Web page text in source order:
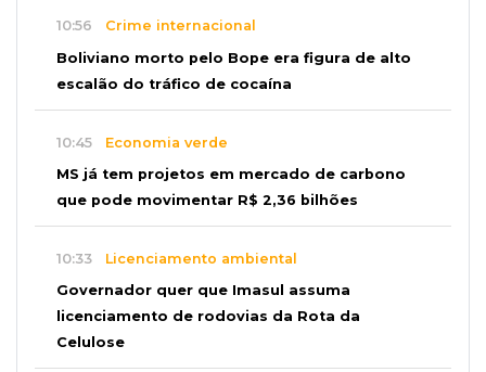
10:56 Crime internacional
Boliviano morto pelo Bope era figura de alto
escalão do tráfico de cocaína
10:45 Economia verde
MS já tem projetos em mercado de carbono
que pode movimentar R$ 2,36 bilhões
10:33 Licenciamento ambiental
Governador quer que Imasul assuma
licenciamento de rodovias da Rota da
Celulose